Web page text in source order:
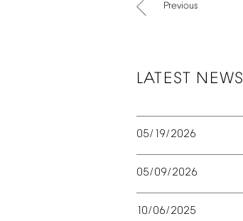
Previous
LATEST NEWS
05/19/2026
05/09/2026
10/06/2025